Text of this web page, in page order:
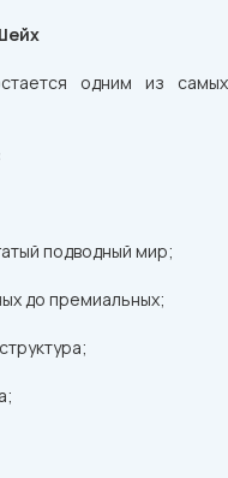
одним из самых
подводный мир;
до премиальных;